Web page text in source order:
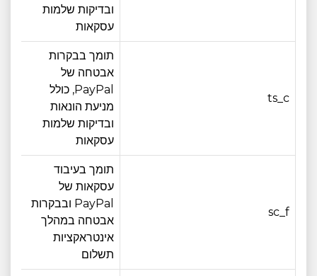
ובדיקות שלמות
עסקאות
ts_c
תומך בבקרות
אבטחה של
PayPal, כולל
מניעת הונאות
ובדיקות שלמות
עסקאות
sc_f
תומך בעיבוד
עסקאות של
PayPal ובבקרות
אבטחה במהלך
אינטראקציות
תשלום